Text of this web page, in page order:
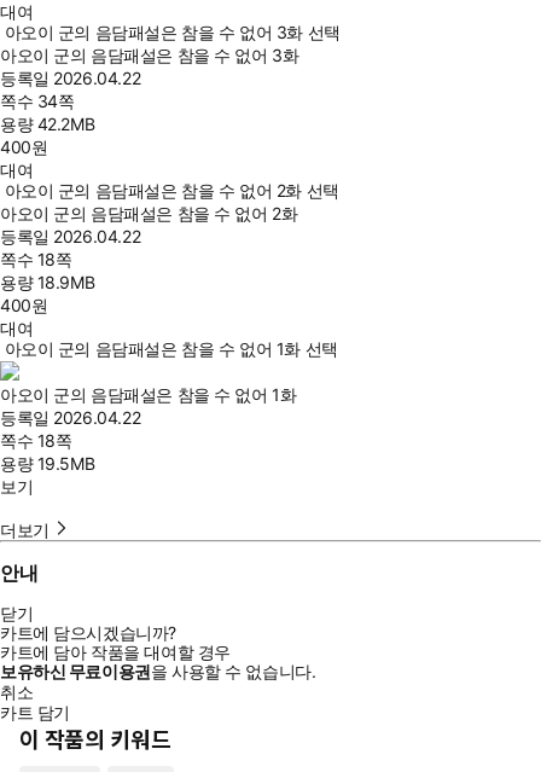
대여
아오이 군의 음담패설은 참을 수 없어 3화 선택
아오이 군의 음담패설은 참을 수 없어 3화
등록일 2026.04.22
쪽수 34쪽
용량42.2MB
400원
대여
아오이 군의 음담패설은 참을 수 없어 2화 선택
아오이 군의 음담패설은 참을 수 없어 2화
등록일 2026.04.22
쪽수 18쪽
용량18.9MB
400원
대여
아오이 군의 음담패설은 참을 수 없어 1화 선택
아오이 군의 음담패설은 참을 수 없어 1화
등록일 2026.04.22
쪽수 18쪽
용량19.5MB
보기
더보기
안내
닫기
카트에 담으시겠습니까?
카트에 담아 작품을 대여할 경우
보유하신 무료이용권을 사용할 수 없습니다.
취소
카트 담기
이 작품의 키워드